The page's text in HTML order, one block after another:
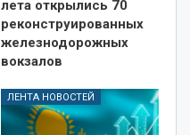
лета открылись 70
реконструированных
железнодорожных
вокзалов
ЛЕНТА НОВОСТЕЙ